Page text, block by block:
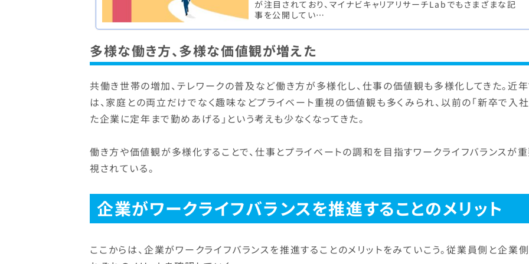
が注目されており、マイナビキャリアリサーチLabでもさまざまな記
事を公開してい…
多様な働き方、多様な価値観が増えた
共働き世帯の増加、テレワークの普及など働き方が多様化し、仕事の価値観も多様化してきた。近
は、家庭との両立だけでなく趣味などプライベート重視の価値観も多くみられ、以前の「新卒で入
た企業に定年まで勤めあげる」という考えも少なくなってきた。
働き方や価値観が多様化することで、仕事とプライベートの調和を目指すワークライフバランスが
視されている。
企業がワークライフバランスを推進することのメリット
ここからは、企業がワークライフバランスを推進することのメリットをみていこう。従業員側と企業